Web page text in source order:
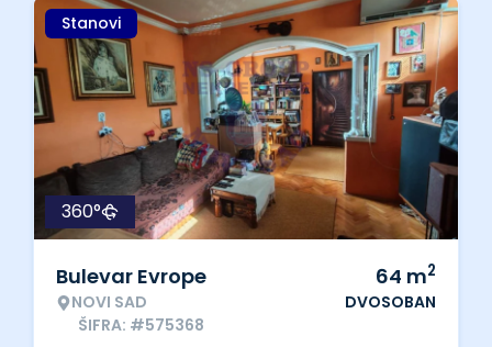
Stanovi
360°
Bulevar Evrope
NOVI SAD
ŠIFRA: #575368
64 m2
DVOSOBAN